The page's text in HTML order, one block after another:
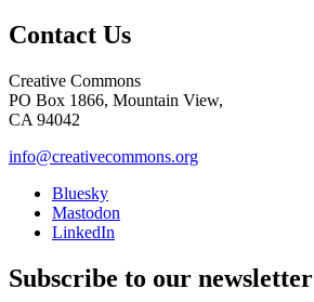
Contact Us
Creative Commons
PO Box 1866, Mountain View,
CA 94042
info@creativecommons.org
Bluesky
Mastodon
LinkedIn
Subscribe to our newsletter